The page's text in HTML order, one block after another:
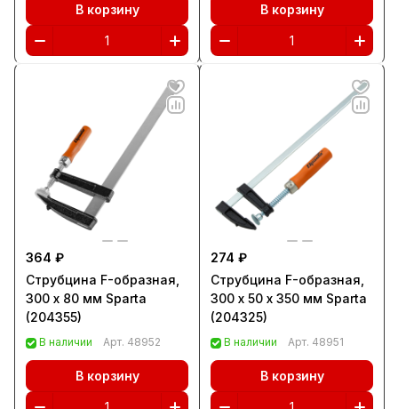
В корзину В корзину
364 ₽
Струбцина F-образная,
300 х 80 мм Sparta
(204355)
В наличии Арт. 48952
В корзину
274 ₽
Струбцина F-образная,
300 х 50 х 350 мм Sparta
(204325)
В наличии Арт. 48951
В корзину